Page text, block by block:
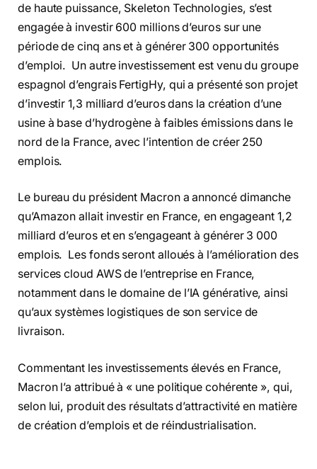
de haute puissance, Skeleton Technologies, s’est
engagée à investir 600 millions d’euros sur une
période de cinq ans et à générer 300 opportunités
d’emploi. Un autre investissement est venu du groupe
espagnol d’engrais FertigHy, qui a présenté son projet
d’investir 1,3 milliard d’euros dans la création d’une
usine à base d’hydrogène à faibles émissions dans le
nord de la France, avec l’intention de créer 250
emplois.
Le bureau du président Macron a annoncé dimanche
qu’Amazon allait investir en France, en engageant 1,2
milliard d’euros et en s’engageant à générer 3 000
emplois. Les fonds seront alloués à l’amélioration des
services cloud AWS de l’entreprise en France,
notamment dans le domaine de l’IA générative, ainsi
qu’aux systèmes logistiques de son service de
livraison.
Commentant les investissements élevés en France,
Macron l’a attribué à « une politique cohérente », qui,
selon lui, produit des résultats d’attractivité en matière
de création d’emplois et de réindustrialisation.